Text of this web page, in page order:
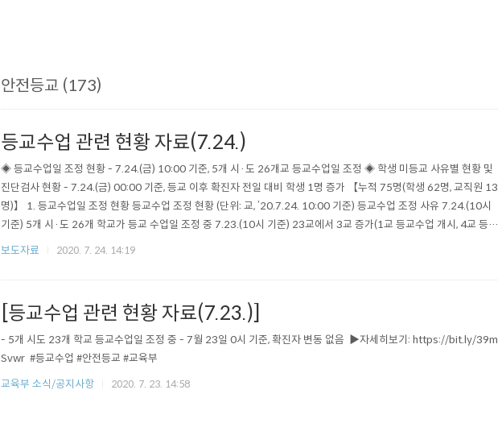
안전등교 (173)
등교수업 관련 현황 자료(7.24.)
◈ 등교수업일 조정 현황 - 7.24.(금) 10:00 기준, 5개 시·도 26개교 등교수업일 조정 ◈ 학생 미등교 사유별 현황 및
진단검사 현황 - 7.24.(금) 00:00 기준, 등교 이후 확진자 전일 대비 학생 1명 증가 【누적 75명(학생 62명, 교직원 13
명)】 1. 등교수업일 조정 현황 등교수업 조정 현황 (단위: 교, ’20.7.24. 10:00 기준) 등교수업 조정 사유 7.24.(10시
기준) 5개 시·도 26개 학교가 등교 수업일 조정 중 7.23.(10시 기준) 23교에서 3교 증가(1교 등교수업 개시, 4교 등교
수업 조정) ※ 등교수업일 조정학교 : 서울 1교, 광주 1교, 경기 2교 2. 학생 미등교 사유 및 진단검사 현황 학생 미등교
보도자료 2020. 7. 24. 14:19
[등교수업 관련 현황 자료(7.23.)]
- 5개 시도 23개 학교 등교수업일 조정 중 - 7월 23일 0시 기준, 확진자 변동 없음 ​ ▶자세히보기: https://bit.ly/39m
Svwr ​ #등교수업 #안전등교 #교육부
교육부 소식/공지사항
2020. 7. 23. 14:58